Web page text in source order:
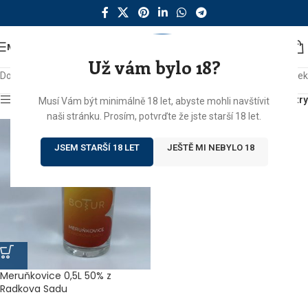
Už vám bylo 18?
Musí Vám být minimálně 18 let, abyste mohli navštívit
naši stránku. Prosím, potvrďte že jste starší 18 let.
JSEM STARŠÍ 18 LET JEŠTĚ MI NEBYLO 18
MENU
Domů Produkty se štítkem „merunkovice“ Zobrazen jediný výsledek
Zobrazit sidebar Filtry
Meruňkovice 0,5L 50% z
Radkova Sadu